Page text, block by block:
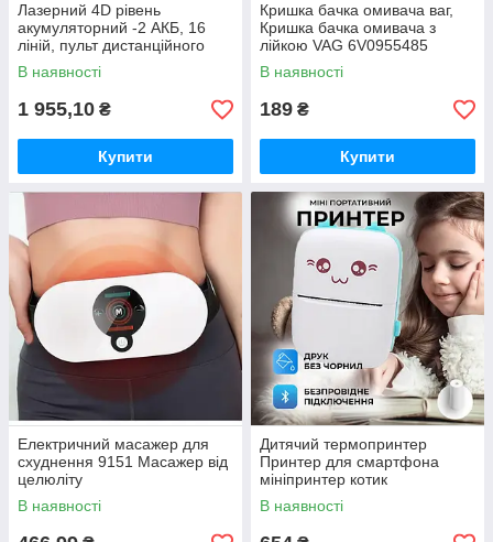
Лазерний 4D рівень
акумуляторний -2 АКБ, 16
ліній, пульт дистанційного
керування, цифровий
дисплей, штатив, повний
набір для
В наявності
1 955,10 ₴
Купити
Кришка бачка омивача ваг,
Кришка бачка омивача з
лійкою VAG 6V0955485
В наявності
189 ₴
Купити
Електричний масажер для
схуднення 9151 Масажер від
целюліту
В наявності
Дитячий термопринтер
Принтер для смартфона
мініпринтер котик
портативний рожевий, Міні
принтер для фото
В наявності